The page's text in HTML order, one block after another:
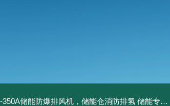
350A储能防爆排风机，储能仓消防排氢 储能专用风机